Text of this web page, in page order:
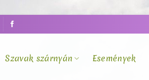
Szavak szárnyán Események